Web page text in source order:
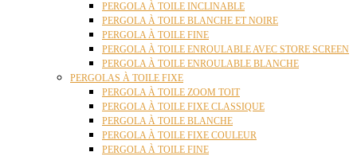
PERGOLA À TOILE INCLINABLE
PERGOLA À TOILE BLANCHE ET NOIRE
PERGOLA À TOILE FINE
PERGOLA À TOILE ENROULABLE AVEC STORE SCREEN
PERGOLA À TOILE ENROULABLE BLANCHE
PERGOLAS À TOILE FIXE
PERGOLA À TOILE ZOOM TOIT
PERGOLA À TOILE FIXE CLASSIQUE
PERGOLA À TOILE BLANCHE
PERGOLA À TOILE FIXE COULEUR
PERGOLA À TOILE FINE